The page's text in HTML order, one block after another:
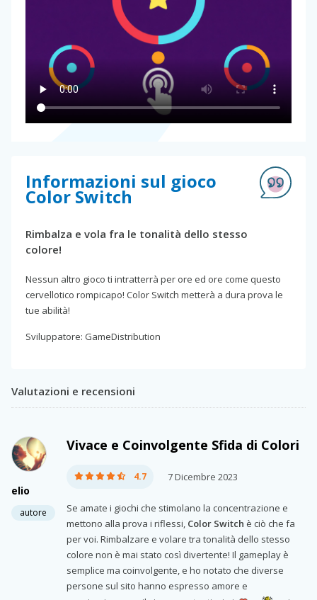
Informazioni sul gioco
Color Switch
Rimbalza e vola fra le tonalità dello stesso
colore!
Nessun altro gioco ti intratterrà per ore ed ore come questo
cervellotico rompicapo! Color Switch metterà a dura prova le
tue abilità!
Sviluppatore: GameDistribution
Valutazioni e recensioni
elio
autore
Vivace e Coinvolgente Sfida di Colori
4.7 7 Dicembre 2023
Se amate i giochi che stimolano la concentrazione e
mettono alla prova i riflessi, Color Switch è ciò che fa
per voi. Rimbalzare e volare tra tonalità dello stesso
colore non è mai stato così divertente! Il gameplay è
semplice ma coinvolgente, e ho notato che diverse
persone sul sito hanno espresso amore e